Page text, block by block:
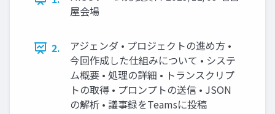
屋会場
2.
アジェンダ • プロジェクトの進め方 •
今回作成した仕組みについて • システ
ム概要 • 処理の詳細 • トランスクリプ
トの取得 • プロンプトの送信 • JSON
の解析 • 議事録をTeamsに投稿